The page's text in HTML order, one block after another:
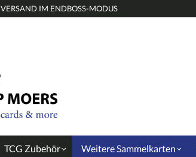
VERSAND IM ENDBOSS-MODUS
TCG Zubehör Weitere Sammelkarten